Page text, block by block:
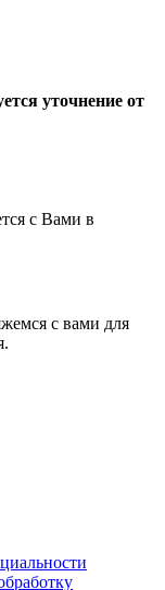
уточнение от
с Вами в
с вами для